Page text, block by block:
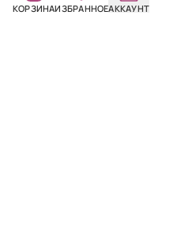
КОРЗИНАИЗБРАННОЕАККАУНТ